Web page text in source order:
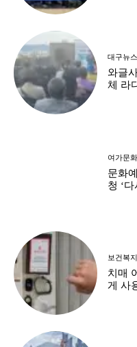
대구뉴스
와글
체 라
여가문화
문화
청 ‘
보건복지
치매
게 사